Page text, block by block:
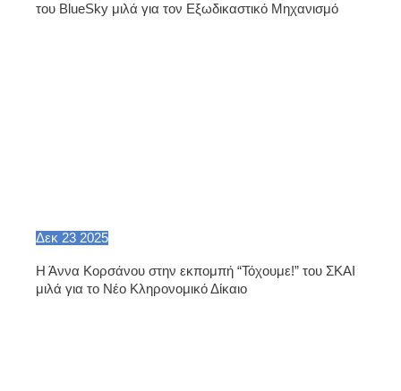
του BlueSky μιλά για τον Εξωδικαστικό Μηχανισμό
Δεκ 23 2025
Η Άννα Κορσάνου στην εκπομπή “Τόχουμε!” του ΣΚΑΙ
μιλά για το Νέο Κληρονομικό Δίκαιο